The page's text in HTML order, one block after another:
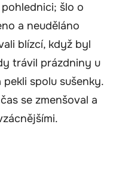
šlo o
a neuděláno
blízcí, když byl
trávil prázdniny u
spolu sušenky.
se zmenšoval a